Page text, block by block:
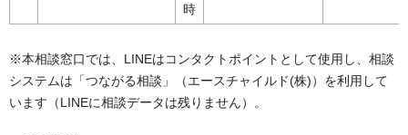
時
※本相談窓口では、LINEはコンタクトポイントとして使用し、相談
システムは「つながる相談」（エースチャイルド(株)）を利用して
います（LINEに相談データは残りません）。